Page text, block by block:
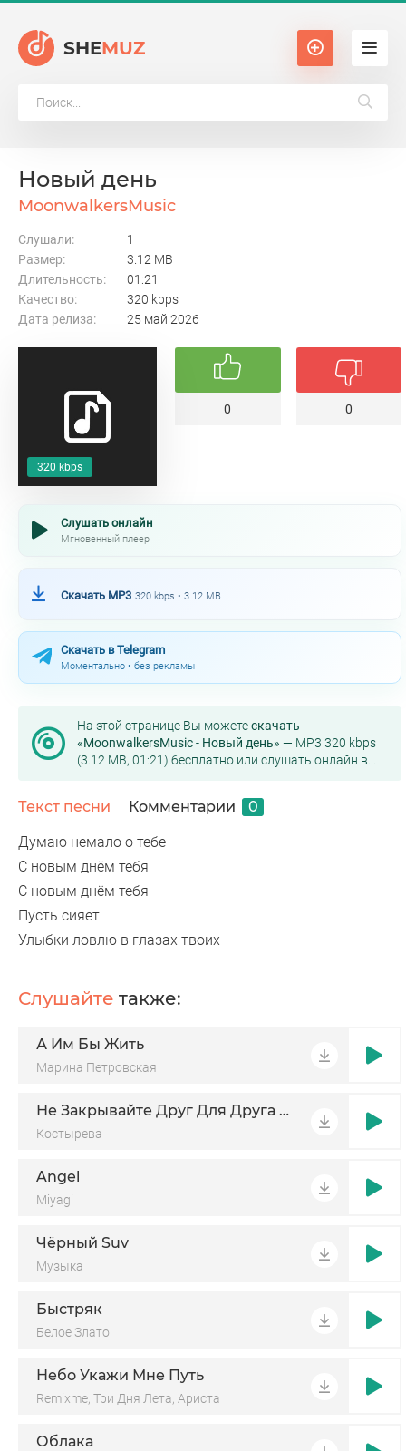
SHEMUZ
320 kbps
Новый день
MoonwalkersMusic
Слушали:
1
Размер:
3.12 MB
Длительность:
01:21
Качество:
320 kbps
Дата релиза:
25 май 2026
0 0
Слушать онлайн
Мгновенный плеер
Скачать MP3 320 kbps • 3.12 MB
Скачать в Telegram
Моментально • без рекламы
На этой странице Вы можетескачать
«MoonwalkersMusic - Новый день» — MP3 320 kbps
(3.12 MB, 01:21) бесплатно или слушать онлайн в
Текст песни Комментарии 0
Думаю немало о тебе
С новым днём тебя
С новым днём тебя
Пусть сияет
Улыбки ловлю в глазах твоих
Слушайте также:
А Им Бы Жить
Марина Петровская
Не Закрывайте Друг Для Друга Двери
Костырева
Angel
Miyagi
Чёрный Suv
Музыка
Быстряк
Белое Злато
Небо Укажи Мне Путь
Remixme, Три Дня Лета, Ариста
Облака